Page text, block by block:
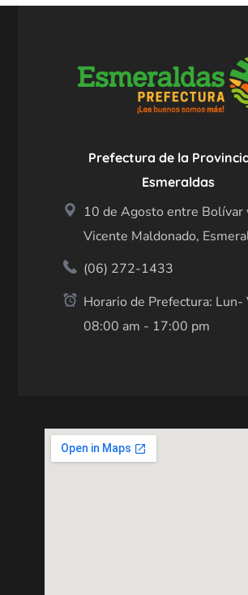
Prefectura de la
Esmeraldas
10 de Agosto entre Bolívar
Vicente Maldonado,
(06) 272-1433
Horario de Prefectura: Lun-
08:00 am - 17:00 pm